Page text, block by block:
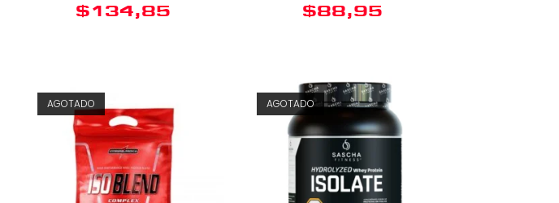
$134,85 $88,95
AGOTADO AGOTADO